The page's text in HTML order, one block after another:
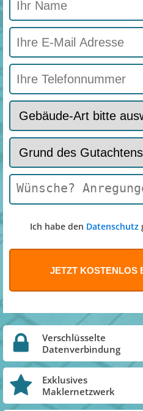
Ich habe den Datenschutz
Verschlüsselte
Datenverbindung
Exklusives
Maklernetzwerk